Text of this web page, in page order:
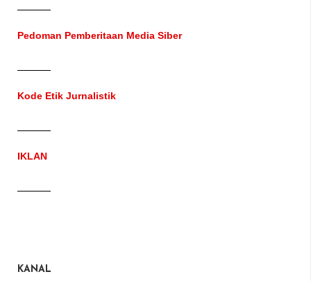
Pedoman Pemberitaan Media Siber
Kode Etik Jurnalistik
IKLAN
KANAL